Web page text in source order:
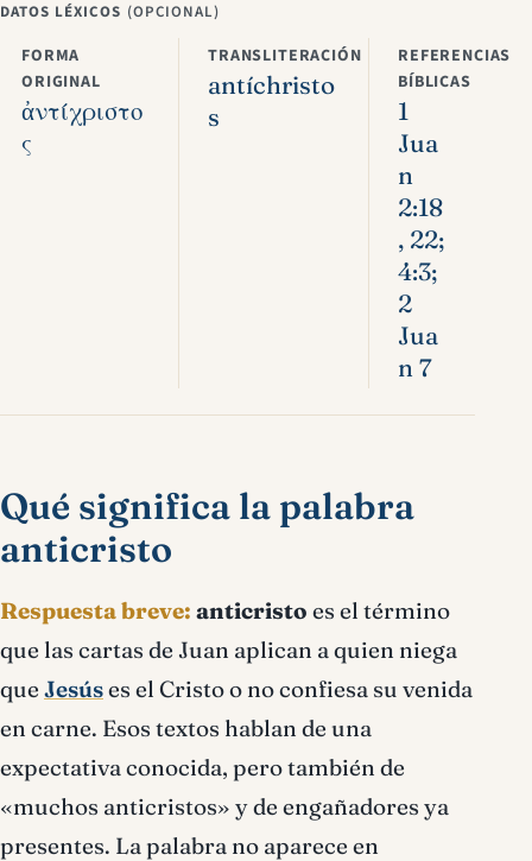
DATOS LÉXICOS (OPCIONAL)
FORMA
ORIGINAL
ἀντίχριστο
ς
TRANSLITERACIÓN
antíchristo
s
REFERENCIAS
BÍBLICAS
1
Jua
n
2:18
, 22;
4:3;
2
Jua
n 7
Qué significa la palabra
anticristo
Respuesta breve: anticristo es el término
que las cartas de Juan aplican a quien niega
que Jesúses el Cristo o no confiesa su venida
en carne. Esos textos hablan de una
expectativa conocida, pero también de
«muchos anticristos» y de engañadores ya
presentes. La palabra no aparece en